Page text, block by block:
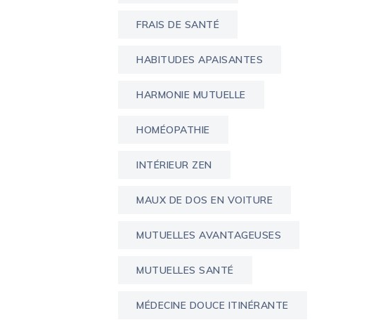
FRAIS DE SANTÉ
HABITUDES APAISANTES
HARMONIE MUTUELLE
HOMÉOPATHIE
INTÉRIEUR ZEN
MAUX DE DOS EN VOITURE
MUTUELLES AVANTAGEUSES
MUTUELLES SANTÉ
MÉDECINE DOUCE ITINÉRANTE